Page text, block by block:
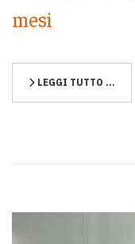
mesi
LEGGI TUTTO …